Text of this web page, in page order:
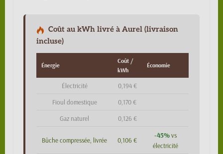
Coût au kWh livré à Aurel (livraison
incluse)
Énergie
Coût /
kWh
Économie
Électricité 0,194 €
Fioul domestique 0,170 €
Gaz naturel 0,126 €
Bûche compressée, livrée 0,106 €
-45%vs
électricité